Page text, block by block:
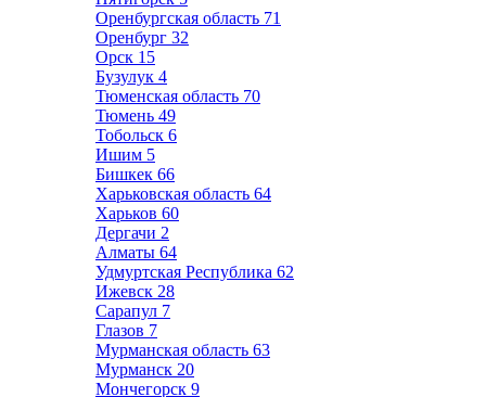
Оренбургская область 71
Оренбург 32
Орск 15
Бузулук 4
Тюменская область 70
Тюмень 49
Тобольск 6
Ишим 5
Бишкек 66
Харьковская область 64
Харьков 60
Дергачи 2
Алматы 64
Удмуртская Республика 62
Ижевск 28
Сарапул 7
Глазов 7
Мурманская область 63
Мурманск 20
Мончегорск 9